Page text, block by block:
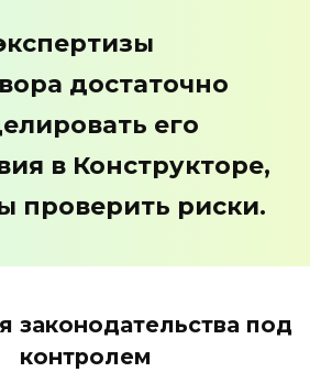
достаточно
его
в Конструкторе,
проверить риски.
законодательства под
контролем